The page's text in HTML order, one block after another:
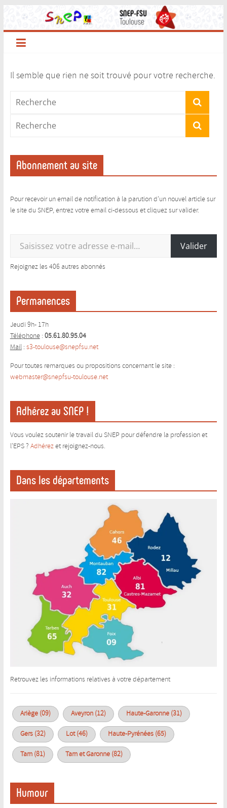
contenu
Il semble que rien ne soit trouvé pour votre recherche.
Abonnement au site
Pour recevoir un email de notification à la parution d'un nouvel article sur
le site du SNEP, entrez votre email ci-dessous et cliquez sur valider.
Valider
Rejoignez les 406 autres abonnés
Permanences
Jeudi 9h- 17h
Téléphone: 05.61.80.95.04
Mail: s3-toulouse@snepfsu.net
Pour toutes remarques ou propositions concernant le site :
webmaster@snepfsu-toulouse.net
Adhérez au SNEP !
Vous voulez soutenir le travail du SNEP pour défendre la profession et
l’EPS ? Adhérezet rejoignez-nous.
Dans les départements
Retrouvez les informations relatives à votre département
Ariège (09) Aveyron (12) Haute-Garonne (31)
Gers (32) Lot (46) Haute-Pyrénées (65)
Tarn (81) Tarn et Garonne (82)
Humour